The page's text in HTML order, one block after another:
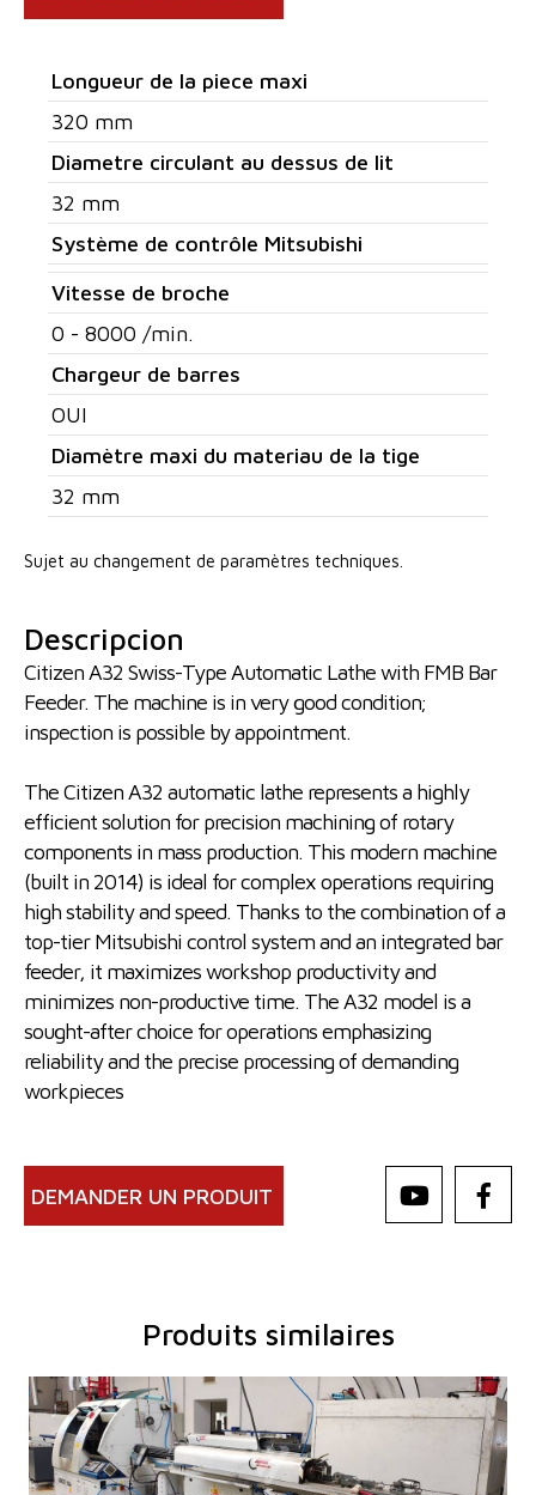
Longueur de la piece maxi
320 mm
Diametre circulant au dessus de lit
32 mm
Système de contrôle Mitsubishi
Vitesse de broche
0 - 8000 /min.
Chargeur de barres
OUI
Diamètre maxi du materiau de la tige
32 mm
Sujet au changement de paramètres techniques.
Descripcion
Citizen A32 Swiss-Type Automatic Lathe with FMB Bar
Feeder. The machine is in very good condition;
inspection is possible by appointment.
The Citizen A32 automatic lathe represents a highly
efficient solution for precision machining of rotary
components in mass production. This modern machine
(built in 2014) is ideal for complex operations requiring
high stability and speed. Thanks to the combination of a
top-tier Mitsubishi control system and an integrated bar
feeder, it maximizes workshop productivity and
minimizes non-productive time. The A32 model is a
sought-after choice for operations emphasizing
reliability and the precise processing of demanding
workpieces
DEMANDER UN PRODUIT
Produits similaires
Année de production:
2008
Longueur de la piece maxi
184 mm
Diametre circulant au dessus de litmm
Système de contrôle
NON